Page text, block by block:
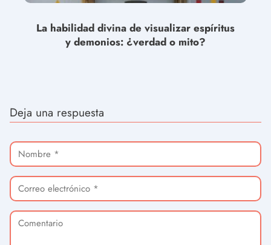
La habilidad divina de visualizar espíritus
y demonios: ¿verdad o mito?
Deja una respuesta